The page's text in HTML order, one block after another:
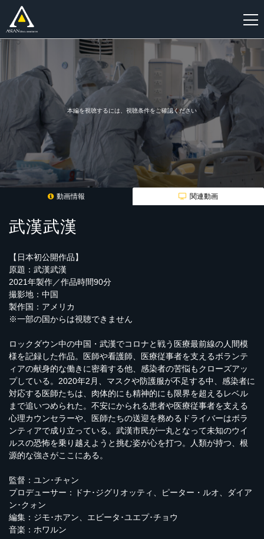
規
本編を視聴するには、視聴条件をご確認ください
動画情報 関連動画
武漢武漢
【日本初公開作品】
原題：武漢武漢
2021年製作／作品時間90分
撮影地：中国
製作国：アメリカ
※一部の国からは視聴できません
ロックダウン中の中国・武漢でコロナと戦う医療最前線の人間模
様を記録した作品。医師や看護師、医療従事者を支えるボランテ
ィアの献身的な働きに密着する他、感染者の苦悩もクローズアッ
プしている。2020年2月、マスクや防護服が不足する中、感染者に
対応する医師たちは、肉体的にも精神的にも限界を超えるレベル
まで追いつめられた。不安にかられる患者や医療従事者を支える
心理カウンセラーや、医師たちの送迎を務めるドライバーはボラ
ンティアで成り立っている。武漢市民が一丸となって未知のウイ
ルスの恐怖を乗り越えようと挑む姿が心を打つ。人類が持つ、根
源的な強さがここにある。
監督：ユン･チャン
プロデューサー：ドナ･ジグリオッティ、ピーター・ルオ、ダイア
ン･クォン
編集：ジモ･ホアン、エビータ･ユエプ･チョウ
音楽：ホワルン